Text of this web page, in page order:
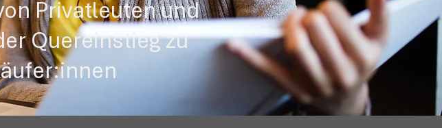
Privatleuten und
Quereinstieg zu